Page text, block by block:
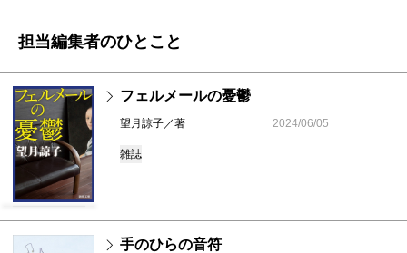
担当編集者のひとこと
フェルメールの憂鬱
望月諒子／著 2024/06/05
雑誌
手のひらの音符